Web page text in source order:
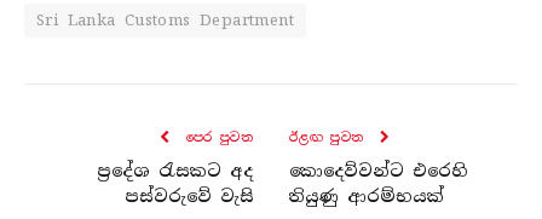
Sri Lanka Customs Department
පෙර පුව​ත
ප්‍රදේශ රැසකට අද
පස්වරුවේ වැසි
ඊළඟ පුව​ත
කොදෙව්වන්ට එරෙහි
තියුණු ආරම්භයක්